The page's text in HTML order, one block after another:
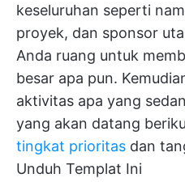
keseluruhan seperti
proyek, dan sponsor
Anda ruang untuk
besar apa pun.
aktivitas apa yang
yang akan datang
tingkat prioritas dan
Unduh Templat Ini